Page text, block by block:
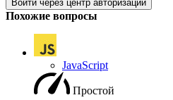
Войти через центр авторизации
Похожие вопросы
JavaScript
Простой